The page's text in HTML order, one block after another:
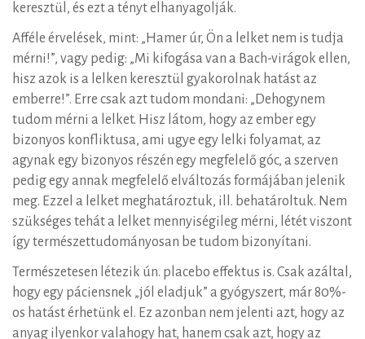
keresztül, és ezt a tényt elhanyagolják.
Afféle érvelések, mint: „Hamer úr, Ön a lelket nem is tudja
mérni!”, vagy pedig: „Mi kifogása van a Bach-virágok ellen,
hisz azok is a lelken keresztül gyakorolnak hatást az
emberre!”. Erre csak azt tudom mondani: „Dehogynem
tudom mérni a lelket. Hisz látom, hogy az ember egy
bizonyos konfliktusa, ami ugye egy lelki folyamat, az
agynak egy bizonyos részén egy megfelelő góc, a szerven
pedig egy annak megfelelő elváltozás formájában jelenik
meg. Ezzel a lelket meghatároztuk, ill. behatároltuk. Nem
szükséges tehát a lelket mennyiségileg mérni, létét viszont
így természettudományosan be tudom bizonyítani.
Természetesen létezik ún. placebo effektus is. Csak azáltal,
hogy egy páciensnek „jól eladjuk” a gyógyszert, már 80%-
os hatást érhetünk el. Ez azonban nem jelenti azt, hogy az
anyag ilyenkor valahogy hat, hanem csak azt, hogy az